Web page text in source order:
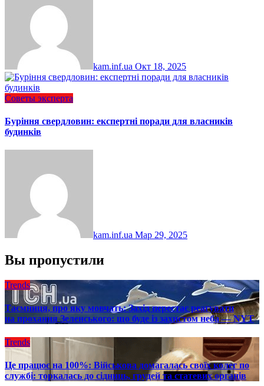
kam.inf.ua Окт 18, 2025
Советы эксперта
Буріння свердловин: експертні поради для власників
будинків
kam.inf.ua Мар 29, 2025
Вы пропустили
Trends
Таємниця, про яку мовчать: Захід перестає реагувати
на прохання Зеленського: що буде із захистом неба — NYT
Trends
Це працює на 100%: Військова домагалась своїх колег по
службі: торкалась до сідниць, грудей та статевих органів